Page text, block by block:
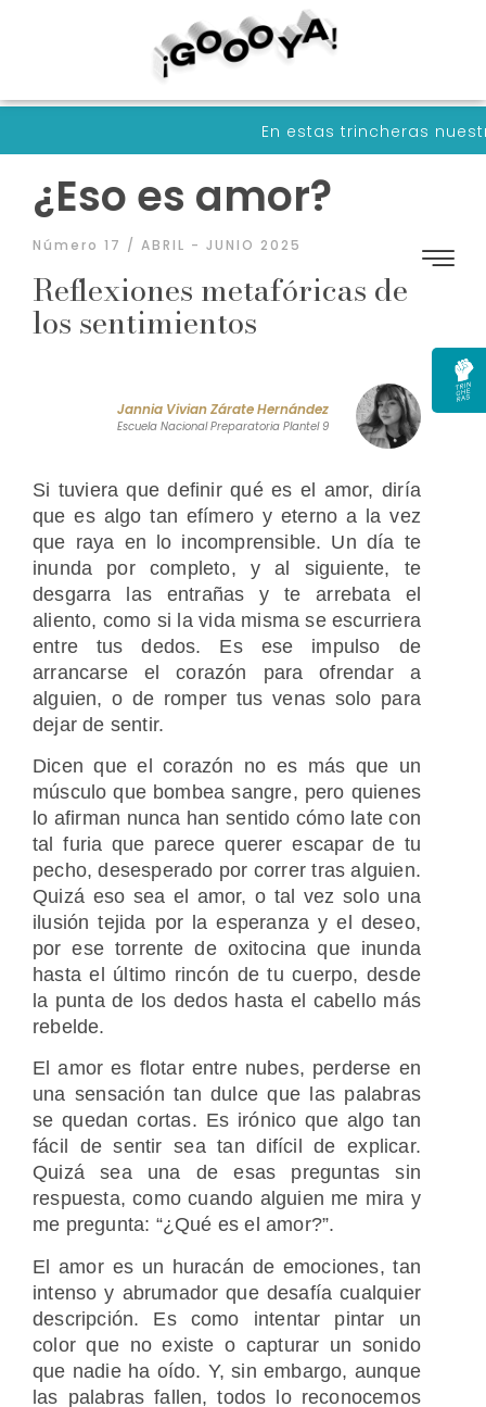
En estas trincheras nuestras
¿Eso es amor?
Número 17 / ABRIL - JUNIO 2025
Reflexiones metafóricas de
los sentimientos
Jannia Vivian Zárate Hernández
Escuela Nacional Preparatoria Plantel 9
Si tuviera que definir qué es el amor, diría
que es algo tan efímero y eterno a la vez
que raya en lo incomprensible. Un día te
inunda por completo, y al siguiente, te
desgarra las entrañas y te arrebata el
aliento, como si la vida misma se escurriera
entre tus dedos. Es ese impulso de
arrancarse el corazón para ofrendar a
alguien, o de romper tus venas solo para
dejar de sentir.
Dicen que el corazón no es más que un
músculo que bombea sangre, pero quienes
lo afirman nunca han sentido cómo late con
tal furia que parece querer escapar de tu
pecho, desesperado por correr tras alguien.
Quizá eso sea el amor, o tal vez solo una
ilusión tejida por la esperanza y el deseo,
por ese torrente de oxitocina que inunda
hasta el último rincón de tu cuerpo, desde
la punta de los dedos hasta el cabello más
rebelde.
El amor es flotar entre nubes, perderse en
una sensación tan dulce que las palabras
se quedan cortas. Es irónico que algo tan
fácil de sentir sea tan difícil de explicar.
Quizá sea una de esas preguntas sin
respuesta, como cuando alguien me mira y
me pregunta: “¿Qué es el amor?”.
El amor es un huracán de emociones, tan
intenso y abrumador que desafía cualquier
descripción. Es como intentar pintar un
color que no existe o capturar un sonido
que nadie ha oído. Y, sin embargo, aunque
las palabras fallen, todos lo reconocemos